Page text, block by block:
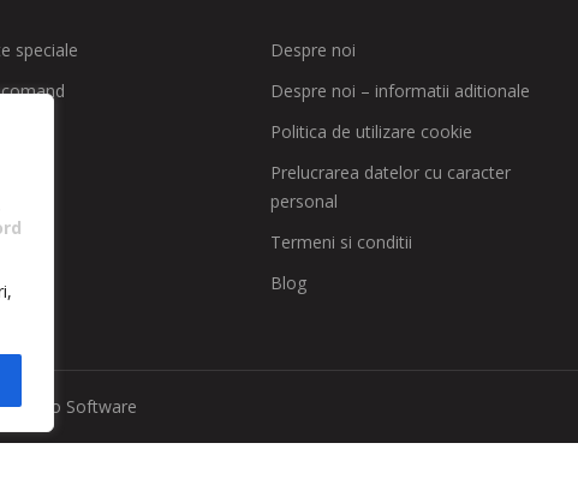
speciale
- SAL
Despre noi
Despre noi – informatii aditionale
Politica de utilizare cookie
Prelucrarea datelor cu caracter
personal
Termeni si conditii
Blog
Software